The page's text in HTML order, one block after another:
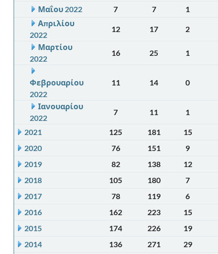
Μαΐου 2022 7 7
1
Απριλίου
2022
12 17
2
Μαρτίου
2022
16 25 1
Φεβρουαρίου
2022
11 14 0
Ιανουαρίου
2022
7 11 1
2021 125 181
15
2020
76 151
9
2019
82 138
12
2018
105 180
7
2017
78 119
6
2016
162 223
15
2015
174 226
19
2014
136 271
29